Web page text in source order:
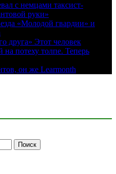
с немцами таксист-
руки»
«Молодой гвардии» и
друга» Этот человек
на потеху толпе. Теперь
он же Learmonth